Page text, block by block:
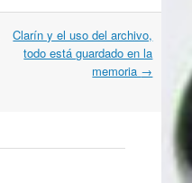
Clarín y el uso del archivo,
todo está guardado en la
memoria →